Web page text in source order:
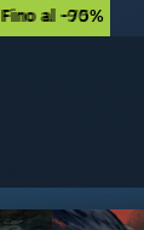
Fino al -90%
Fino al -75%